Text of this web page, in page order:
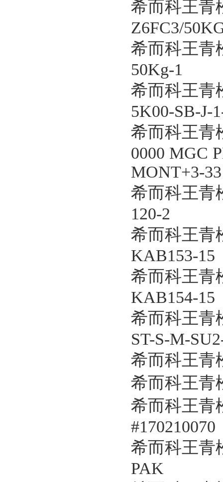
希而科王
Z6FC3/
希而科王
50Kg-1
希而科王
5K00-SB-J-
希而科王
0000 MGC
MONT+3-
希而科王
120-2
希而科王
KAB153-15
希而科王
KAB154-15
希而科王
ST-S-M-
希而科王
希而科王
希而科王
#170210070
希而科王
PAK